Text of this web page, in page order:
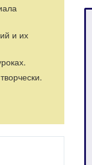
и их